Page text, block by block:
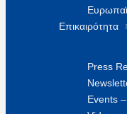
Επικαιρότητα
Press
Events